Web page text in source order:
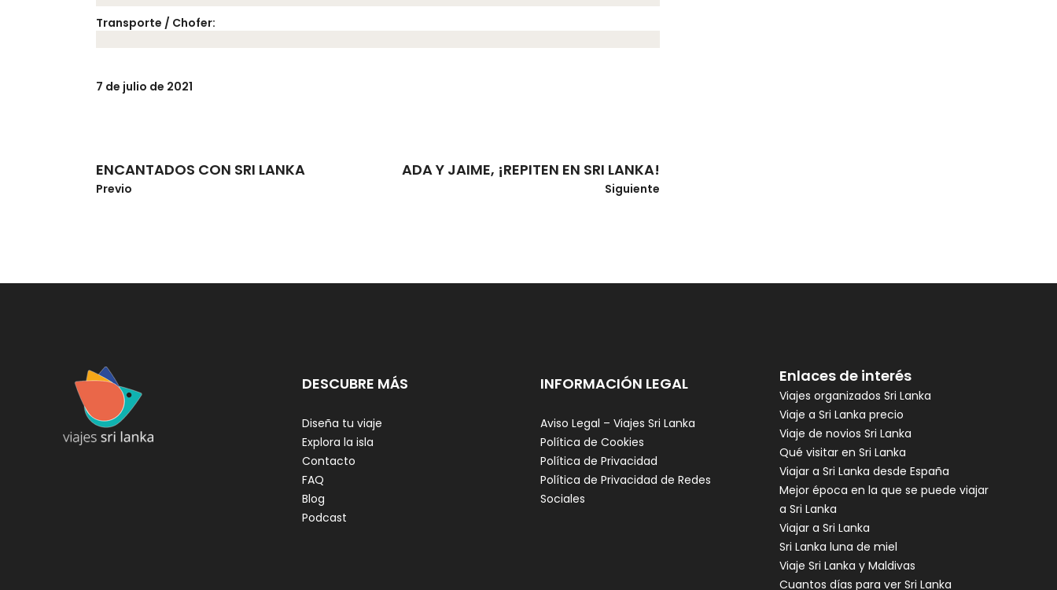
Transporte / Chofer:
7 de julio de 2021
ENCANTADOS CON SRI LANKA
Previo
ADA Y JAIME, ¡REPITEN EN SRI LANKA!
Siguiente
DESCUBRE MÁS
Diseña tu viaje
Explora la isla
Contacto
FAQ
Blog
Podcast
INFORMACIÓN LEGAL
Aviso Legal – Viajes Sri Lanka
Política de Cookies
Política de Privacidad
Política de Privacidad de Redes
Sociales
Enlaces de interés
Viajes organizados Sri Lanka
Viaje a Sri Lanka precio
Viaje de novios Sri Lanka
Qué visitar en Sri Lanka
Viajar a Sri Lanka desde España
Mejor época en la que se puede viajar
a Sri Lanka
Viajar a Sri Lanka
Sri Lanka luna de miel
Viaje Sri Lanka y Maldivas
Cuantos días para ver Sri Lanka